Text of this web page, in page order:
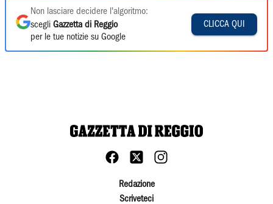
Non lasciare decidere l'algoritmo:
scegli Gazzetta di Reggio
per le tue notizie su Google
CLICCA QUI
Redazione
Scriveteci